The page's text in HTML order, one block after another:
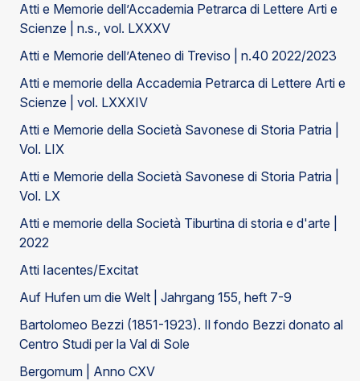
Atti e Memorie dell’Accademia Petrarca di Lettere Arti e
Scienze | n.s., vol. LXXXV
Atti e Memorie dell’Ateneo di Treviso | n.40 2022/2023
Atti e memorie della Accademia Petrarca di Lettere Arti e
Scienze | vol. LXXXIV
Atti e Memorie della Società Savonese di Storia Patria |
Vol. LIX
Atti e Memorie della Società Savonese di Storia Patria |
Vol. LX
Atti e memorie della Società Tiburtina di storia e d'arte |
2022
Atti Iacentes/Excitat
Auf Hufen um die Welt | Jahrgang 155, heft 7-9
Bartolomeo Bezzi (1851-1923). Il fondo Bezzi donato al
Centro Studi per la Val di Sole
Bergomum | Anno CXV